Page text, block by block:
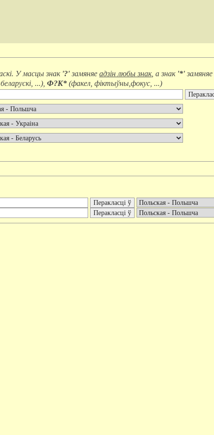
У масцы знак '?' замяняе адзін любы знак, а знак '*' замяняе
...), Ф?К* (факел, фіктыўны,фокус, ...)